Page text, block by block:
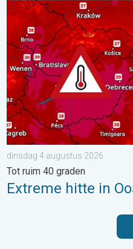
Extreme hitte in Oost-
dinsdag 4 augustus 2026
Tot ruim 40 graden
Extreme hitte in